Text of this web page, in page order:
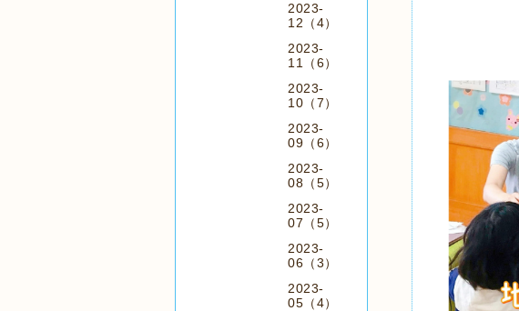
2023-
12（4）
2023-
11（6）
2023-
10（7）
2023-
09（6）
2023-
08（5）
2023-
07（5）
2023-
06（3）
2023-
05（4）